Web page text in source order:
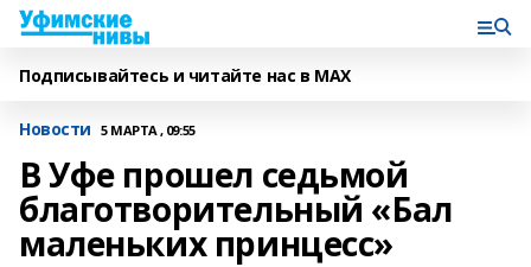
Подписывайтесь и читайте нас в MAX
Новости 5 МАРТА , 09:55
В Уфе прошел седьмой
благотворительный «Бал
маленьких принцесс»